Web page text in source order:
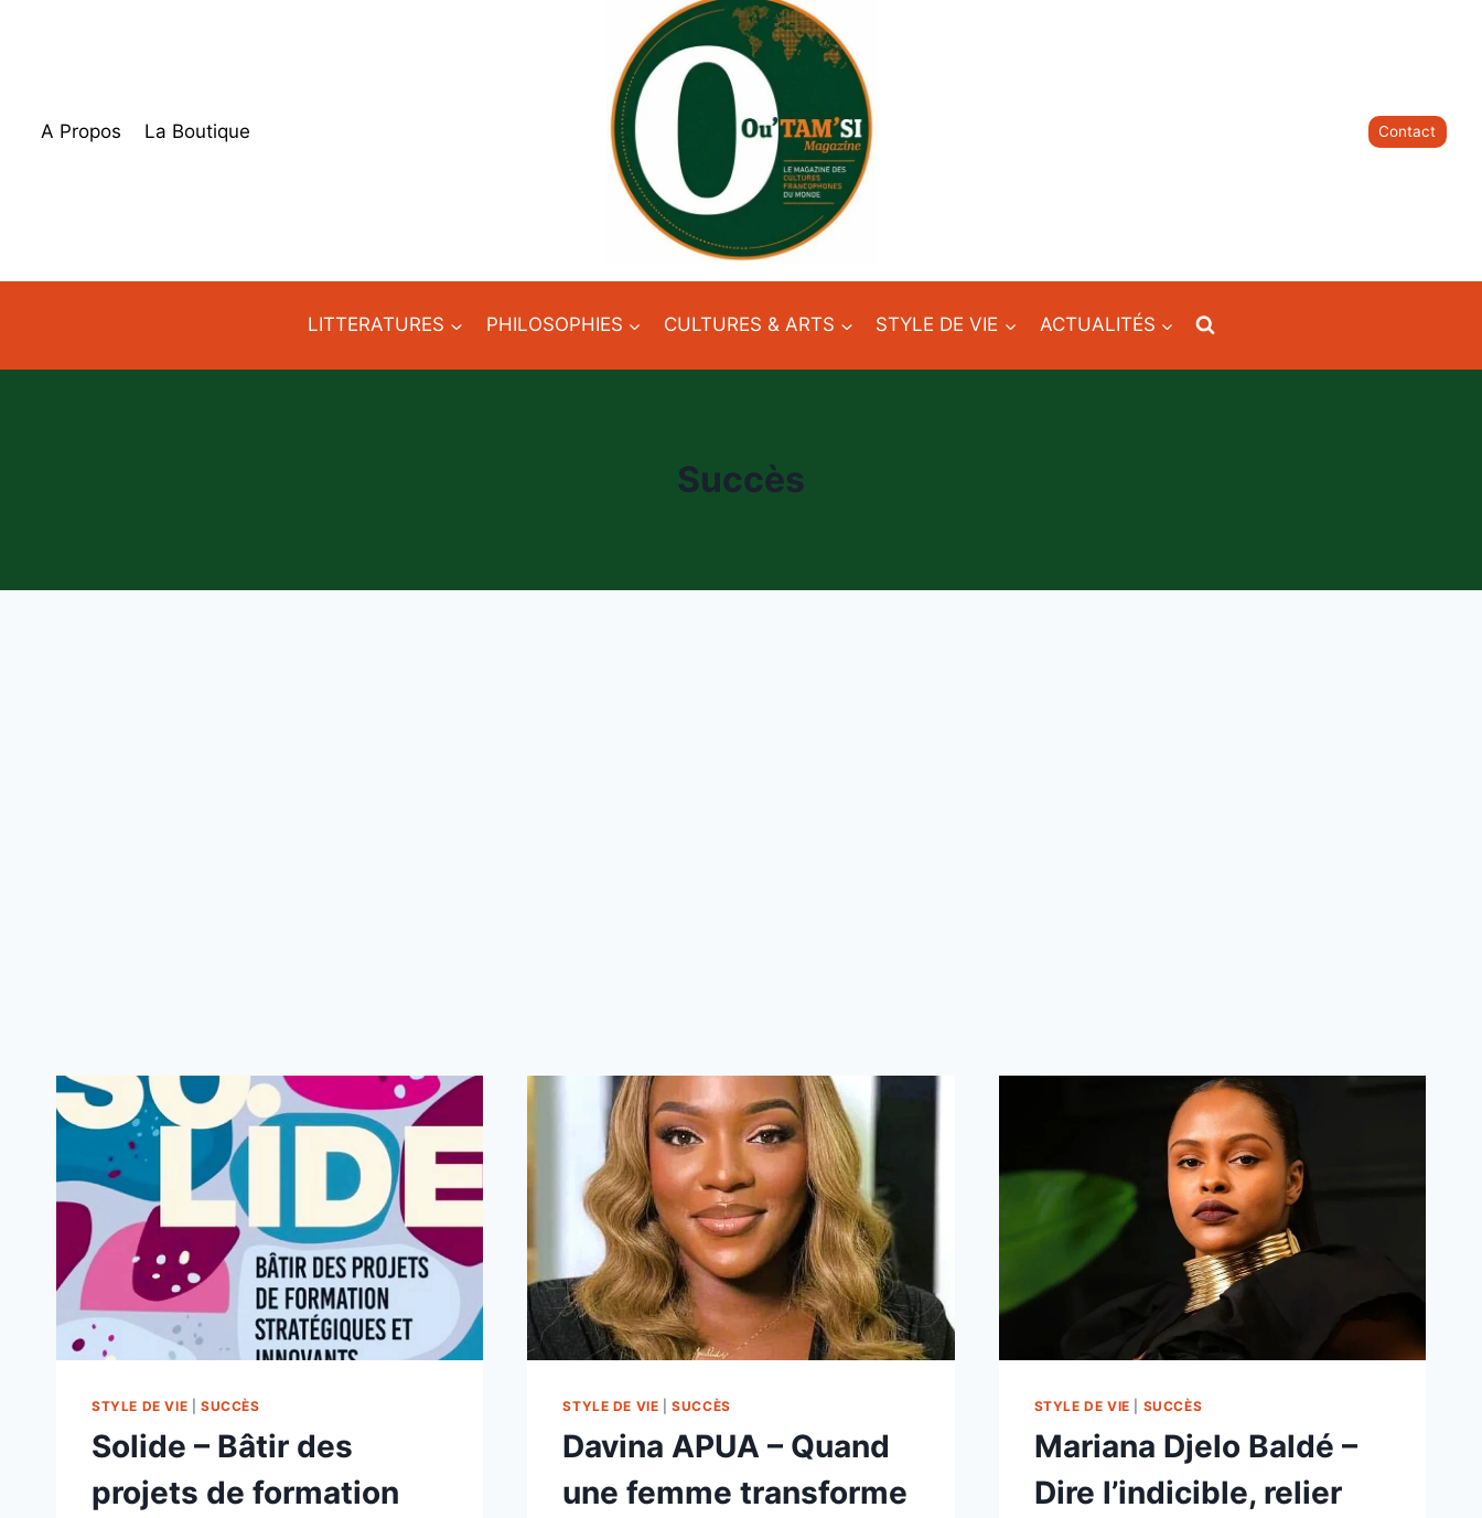
A Propos La Boutique Contact
LITTERATURES PHILOSOPHIES CULTURES & ARTS STYLE DE VIE ACTUALITÉS
Succès
STYLE DE VIE SUCCÈS
Solide – Bâtir des
projets de formation
STYLE DE VIE |SUCCÈS
Davina APUA – Quand
une femme transforme
STYLE DE VIE SUCCÈS
Mariana Djelo Baldé –
Dire l’indicible, relier